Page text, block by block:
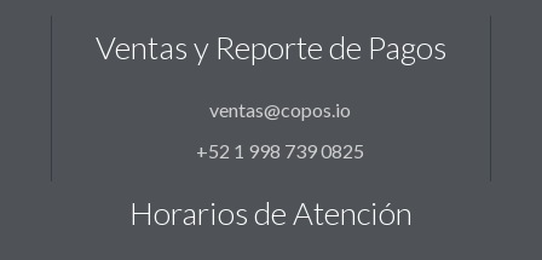
Ventas y Reporte de Pagos
ventas@copos.io
+52 1 998 739 0825
Horarios de Atención